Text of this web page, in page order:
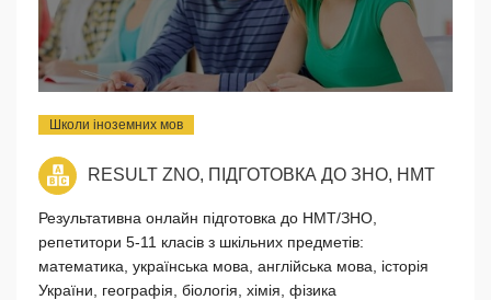
Школи іноземних мов
RESULT ZNO, ПІДГОТОВКА ДО ЗНО, НМТ
Результативна онлайн підготовка до НМТ/ЗНО,
репетитори 5-11 класів з шкільних предметів:
математика, українська мова, англійська мова, історія
України, географія, біологія, хімія, фізика